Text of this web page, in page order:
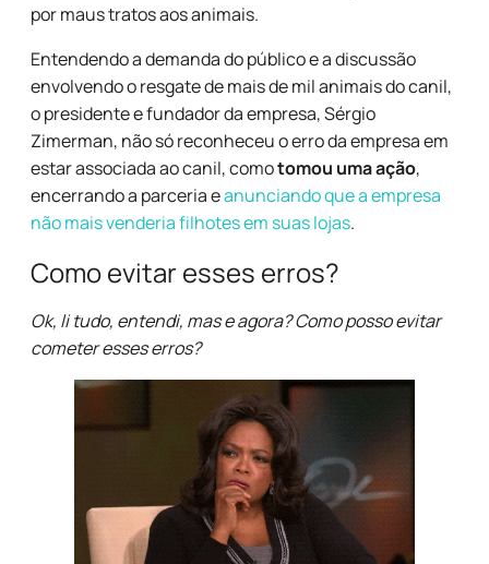
por maus tratos aos animais.
Entendendo a demanda do público e a discussão
envolvendo o resgate de mais de mil animais do canil,
o presidente e fundador da empresa, Sérgio
Zimerman, não só reconheceu o erro da empresa em
estar associada ao canil, comotomou uma ação,
encerrando a parceria eanunciando que a empresa
não mais venderia filhotes em suas lojas.
Como evitar esses erros?
Ok, li tudo, entendi, mas e agora? Como posso evitar
cometer esses erros?